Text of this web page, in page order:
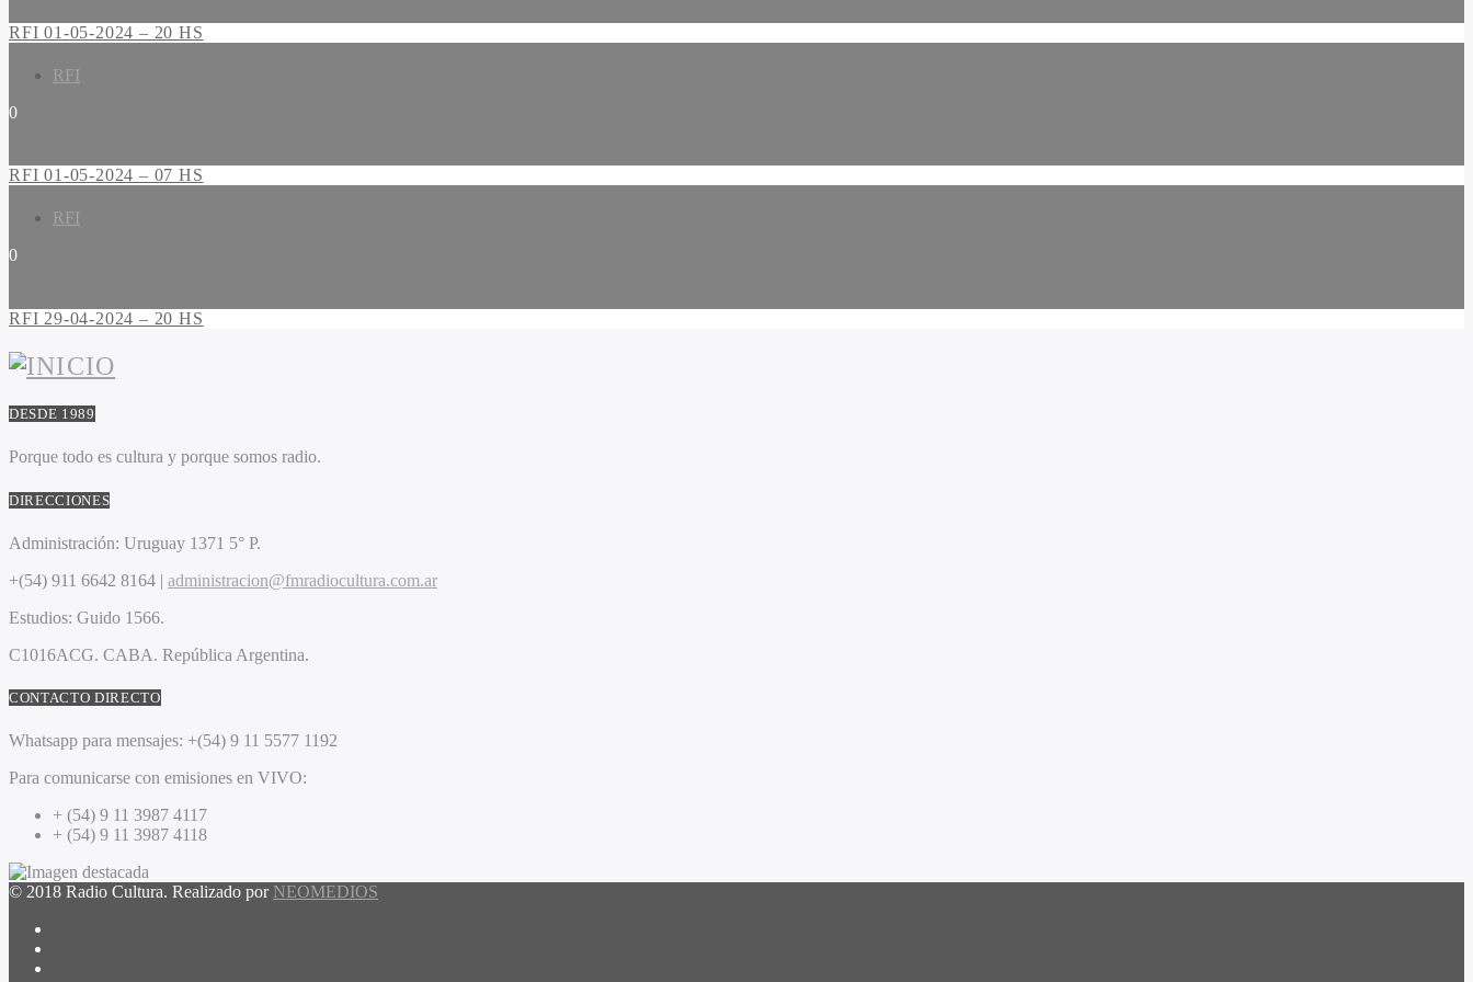
RFI 01-05-2024 – 20 HS
RFI
0
RFI 01-05-2024 – 07 HS
RFI
0
RFI 29-04-2024 – 20 HS
DESDE 1989
Porque todo es cultura y porque somos radio.
DIRECCIONES
Administración: Uruguay 1371 5° P.
+(54) 911 6642 8164 | administracion@fmradiocultura.com.ar
Estudios: Guido 1566.
C1016ACG. CABA. República Argentina.
CONTACTO DIRECTO
Whatsapp para mensajes: +(54) 9 11 5577 1192
Para comunicarse con emisiones en VIVO:
+ (54) 9 11 3987 4117
+ (54) 9 11 3987 4118
© 2018 Radio Cultura. Realizado por NEOMEDIOS